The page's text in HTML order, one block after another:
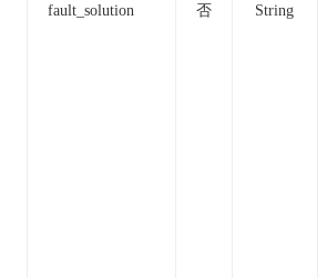
fault_solution 否 String